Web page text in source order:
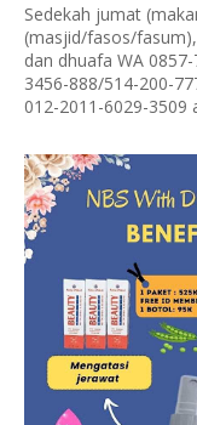
Sedekah jumat
(masjid/fasos/
dan dhuafa WA
3456-888/514-200-
012-2011-6029-3509